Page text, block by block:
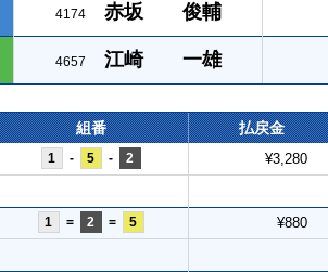
4174 赤坂 俊輔
4657 江崎 一雄
組番 払戻金
1 - 5 - 2 ¥3,280
1 = 2 = 5 ¥880